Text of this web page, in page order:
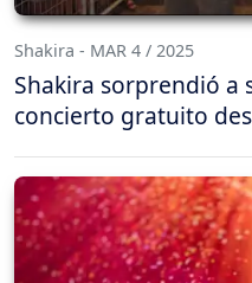
Shakira - MAR 4 / 2025
Shakira sorprendió a
concierto gratuito